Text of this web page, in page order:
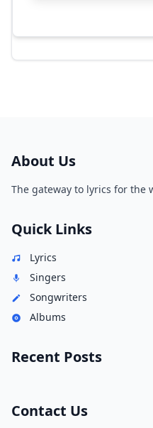
About Us
The gateway to lyrics for the
Quick Links
Lyrics
Singers
Songwriters
Albums
Recent Posts
Contact Us